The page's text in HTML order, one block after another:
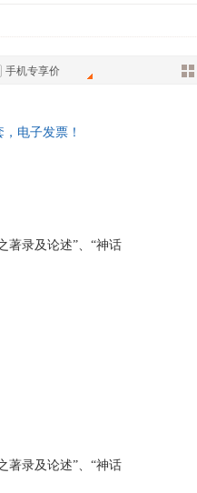
手机专享价
电子发票！
著录及论述”、“神话
著录及论述”、“神话